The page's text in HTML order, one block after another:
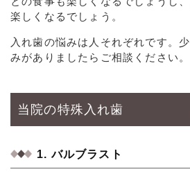
楽しくなるでしょう。
入れ歯の悩みは人それぞれです。
みがありましたらご相談ください。
当院の特殊入れ歯
1. バルブラスト